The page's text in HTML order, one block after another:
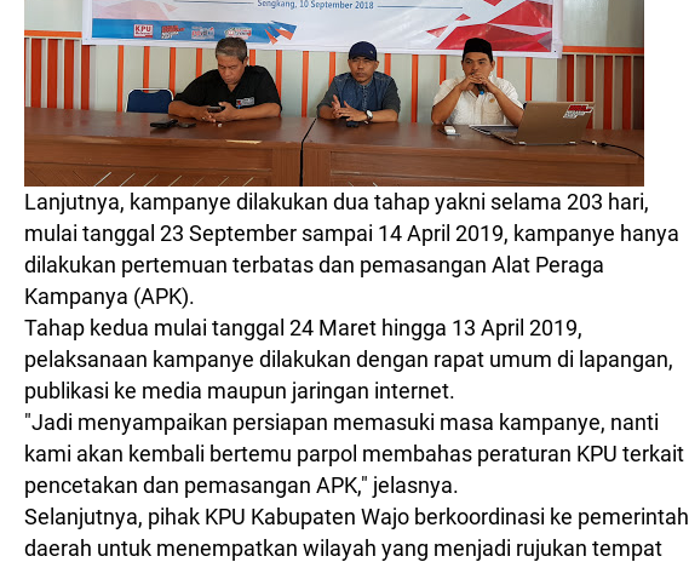
Lanjutnya, kampanye dilakukan dua tahap yakni selama 203 hari,
mulai tanggal 23 September sampai 14 April 2019, kampanye hanya
dilakukan pertemuan terbatas dan pemasangan Alat Peraga
Kampanya (APK).
Tahap kedua mulai tanggal 24 Maret hingga 13 April 2019,
pelaksanaan kampanye dilakukan dengan rapat umum di lapangan,
publikasi ke media maupun jaringan internet.
"Jadi menyampaikan persiapan memasuki masa kampanye, nanti
kami akan kembali bertemu parpol membahas peraturan KPU terkait
pencetakan dan pemasangan APK," jelasnya.
Selanjutnya, pihak KPU Kabupaten Wajo berkoordinasi ke pemerintah
daerah untuk menempatkan wilayah yang menjadi rujukan tempat